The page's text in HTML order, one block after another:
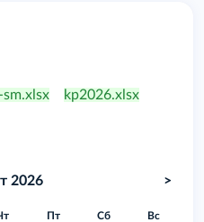
kp2026.xlsx
2026 >
Пт Сб Вс